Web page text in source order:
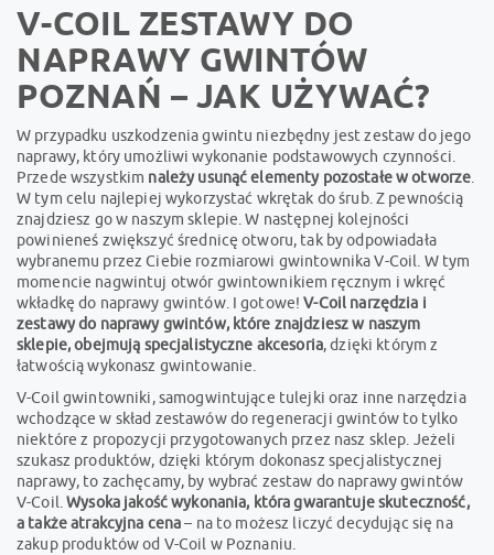
V-COIL ZESTAWY DO
NAPRAWY GWINTÓW
POZNAŃ – JAK UŻYWAĆ?
W przypadku uszkodzenia gwintu niezbędny jest zestaw do jego
naprawy, który umożliwi wykonanie podstawowych czynności.
Przede wszystkim należy usunąć elementy pozostałe w otworze.
W tym celu najlepiej wykorzystać wkrętak do śrub. Z pewnością
znajdziesz go w naszym sklepie. W następnej kolejności
powinieneś zwiększyć średnicę otworu, tak by odpowiadała
wybranemu przez Ciebie rozmiarowi gwintownika V-Coil. W tym
momencie nagwintuj otwór gwintownikiem ręcznym i wkręć
wkładkę do naprawy gwintów. I gotowe!V-Coil narzędzia i
zestawy do naprawy gwintów, które znajdziesz w naszym
sklepie, obejmują specjalistyczne akcesoria, dzięki którym z
łatwością wykonasz gwintowanie.
V-Coil gwintowniki, samogwintujące tulejki oraz inne narzędzia
wchodzące w skład zestawów do regeneracji gwintów to tylko
niektóre z propozycji przygotowanych przez nasz sklep. Jeżeli
szukasz produktów, dzięki którym dokonasz specjalistycznej
naprawy, to zachęcamy, by wybrać zestaw do naprawy gwintów
V-Coil.Wysoka jakość wykonania, która gwarantuje skuteczność,
a także atrakcyjna cena– na to możesz liczyć decydując się na
zakup produktów od V-Coil w Poznaniu.